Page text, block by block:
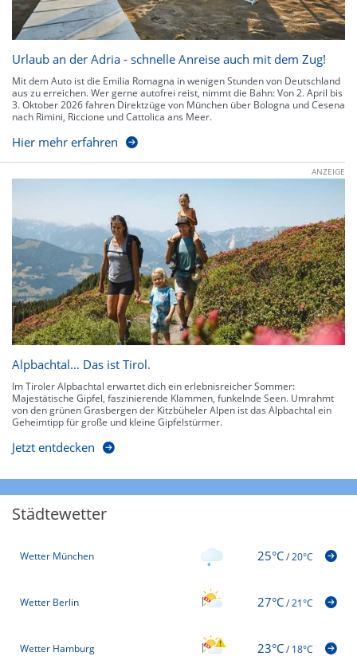
Urlaub an der Adria - schnelle Anreise auch mit dem Zug!
Mit dem Auto ist die Emilia Romagna in wenigen Stunden von Deutschland
aus zu erreichen. Wer gerne autofrei reist, nimmt die Bahn: Von 2. April bis
3. Oktober 2026 fahren Direktzüge von München über Bologna und Cesena
nach Rimini, Riccione und Cattolica ans Meer.
Hier mehr erfahren
ANZEIGE
Alpbachtal… Das ist Tirol.
Im Tiroler Alpbachtal erwartet dich ein erlebnisreicher Sommer:
Majestätische Gipfel, faszinierende Klammen, funkelnde Seen. Umrahmt
von den grünen Grasbergen der Kitzbüheler Alpen ist das Alpbachtal ein
Geheimtipp für große und kleine Gipfelstürmer.
Jetzt entdecken
Städtewetter
Wetter München 25°C/20°C
Wetter Berlin 27°C/21°C
Wetter Hamburg 23°C/18°C